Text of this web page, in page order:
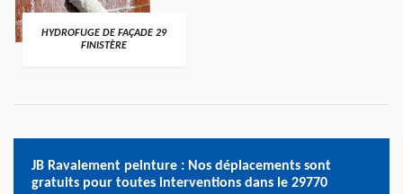
HYDROFUGE DE FAÇADE 29
FINISTÈRE
JB Ravalement peinture : Nos déplacements sont
gratuits pour toutes interventions dans le 29770